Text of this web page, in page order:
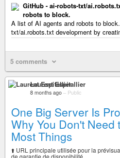
GitHub - ai-robots-txt/
robots to block.
A list of AI agents and robots to
txt/ai.robots.txt development by
5 comments
Laurent Espitallier
8 months ago – Public
One Big Server Is
Why You Don't Need
Most Things
⬆️ URL principale utilisée pour la
de garantie de disponibilité.